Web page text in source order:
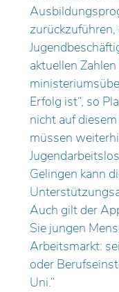
zurückzuführen,
aktuellen
Erfolg ist“, so
nicht auf
müssen
Gelingen kann
Auch gilt der
Sie jungen
Arbeitsmarkt:
oder
Uni.“